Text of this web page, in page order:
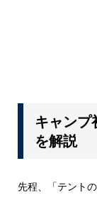
キャンプ
を解説
先程、「テント